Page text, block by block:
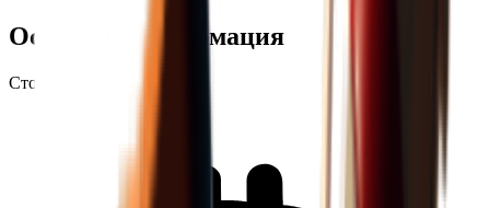
Основная информация
Стоимость